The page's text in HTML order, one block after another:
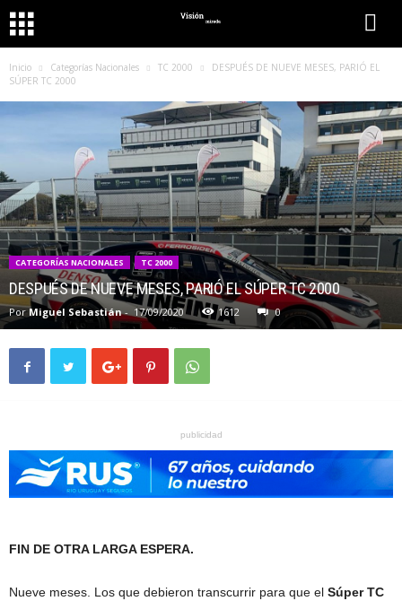
Inicio Categorías Nacionales TC 2000
DESPUÉS DE NUEVE MESES, PARIÓ EL
SÚPER TC 2000
CATEGORÍAS NACIONALES TC 2000
DESPUÉS DE NUEVE MESES, PARIÓ EL SÚPER TC 2000
Por Miguel Sebastián- 17/09/2020 1612 0
publicidad
FIN DE OTRA LARGA ESPERA.
Nueve meses. Los que debieron transcurrir para que el Súper TC